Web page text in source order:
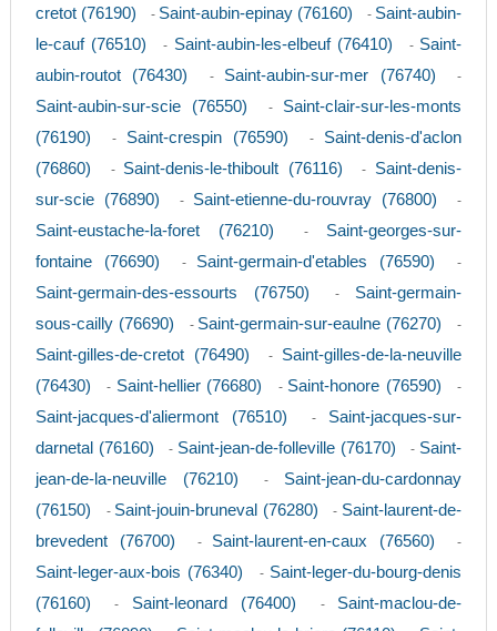
cretot (76190)
- Saint-aubin-epinay (76160) - Saint-aubin-
le-cauf (76510)
- Saint-aubin-les-elbeuf (76410) - Saint-
aubin-routot (76430)
- Saint-aubin-sur-mer (76740) -
Saint-aubin-sur-scie (76550) - Saint-clair-sur-les-monts
(76190)
- Saint-crespin (76590) - Saint-denis-d'aclon
(76860)
- Saint-denis-le-thiboult (76116) - Saint-denis-
sur-scie (76890)
- Saint-etienne-du-rouvray (76800) -
Saint-eustache-la-foret (76210) - Saint-georges-sur-
fontaine (76690)
- Saint-germain-d'etables (76590) -
Saint-germain-des-essourts (76750) - Saint-germain-
sous-cailly (76690)
- Saint-germain-sur-eaulne (76270) -
Saint-gilles-de-cretot (76490) - Saint-gilles-de-la-neuville
(76430)
- Saint-hellier (76680) - Saint-honore (76590) -
Saint-jacques-d'aliermont (76510) - Saint-jacques-sur-
darnetal (76160)
- Saint-jean-de-folleville (76170) - Saint-
jean-de-la-neuville (76210)
- Saint-jean-du-cardonnay
(76150)
- Saint-jouin-bruneval (76280) - Saint-laurent-de-
brevedent (76700)
- Saint-laurent-en-caux (76560) -
Saint-leger-aux-bois (76340) - Saint-leger-du-bourg-denis
(76160)
- Saint-leonard (76400) - Saint-maclou-de-